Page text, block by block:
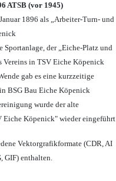
ATSB (vor 1945)
1896 als „Arbeiter-Turn- und
Sportanlage, der „Eiche-Platz und
Vereins in TSV Eiche Köpenick
gab es eine kurzzeitige
BSG Bau Eiche Köpenick
wurde der alte
Eiche Köpenick" wieder eingeführt
Vektorgrafikformate (CDR, AI
GIF) enthalten.